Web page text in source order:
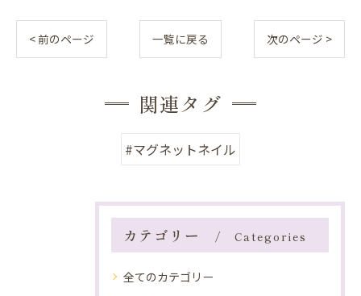
< 前のページ 一覧に戻る 次のページ >
関連タグ
#マグネットネイル
カテゴリー Categories
全てのカテゴリー